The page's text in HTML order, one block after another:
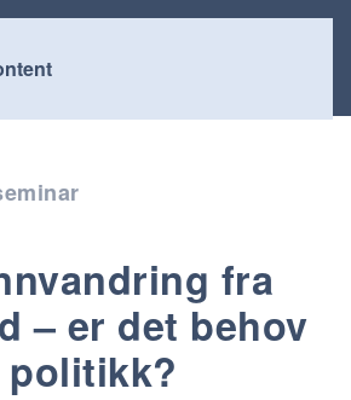
fra
– er det behov